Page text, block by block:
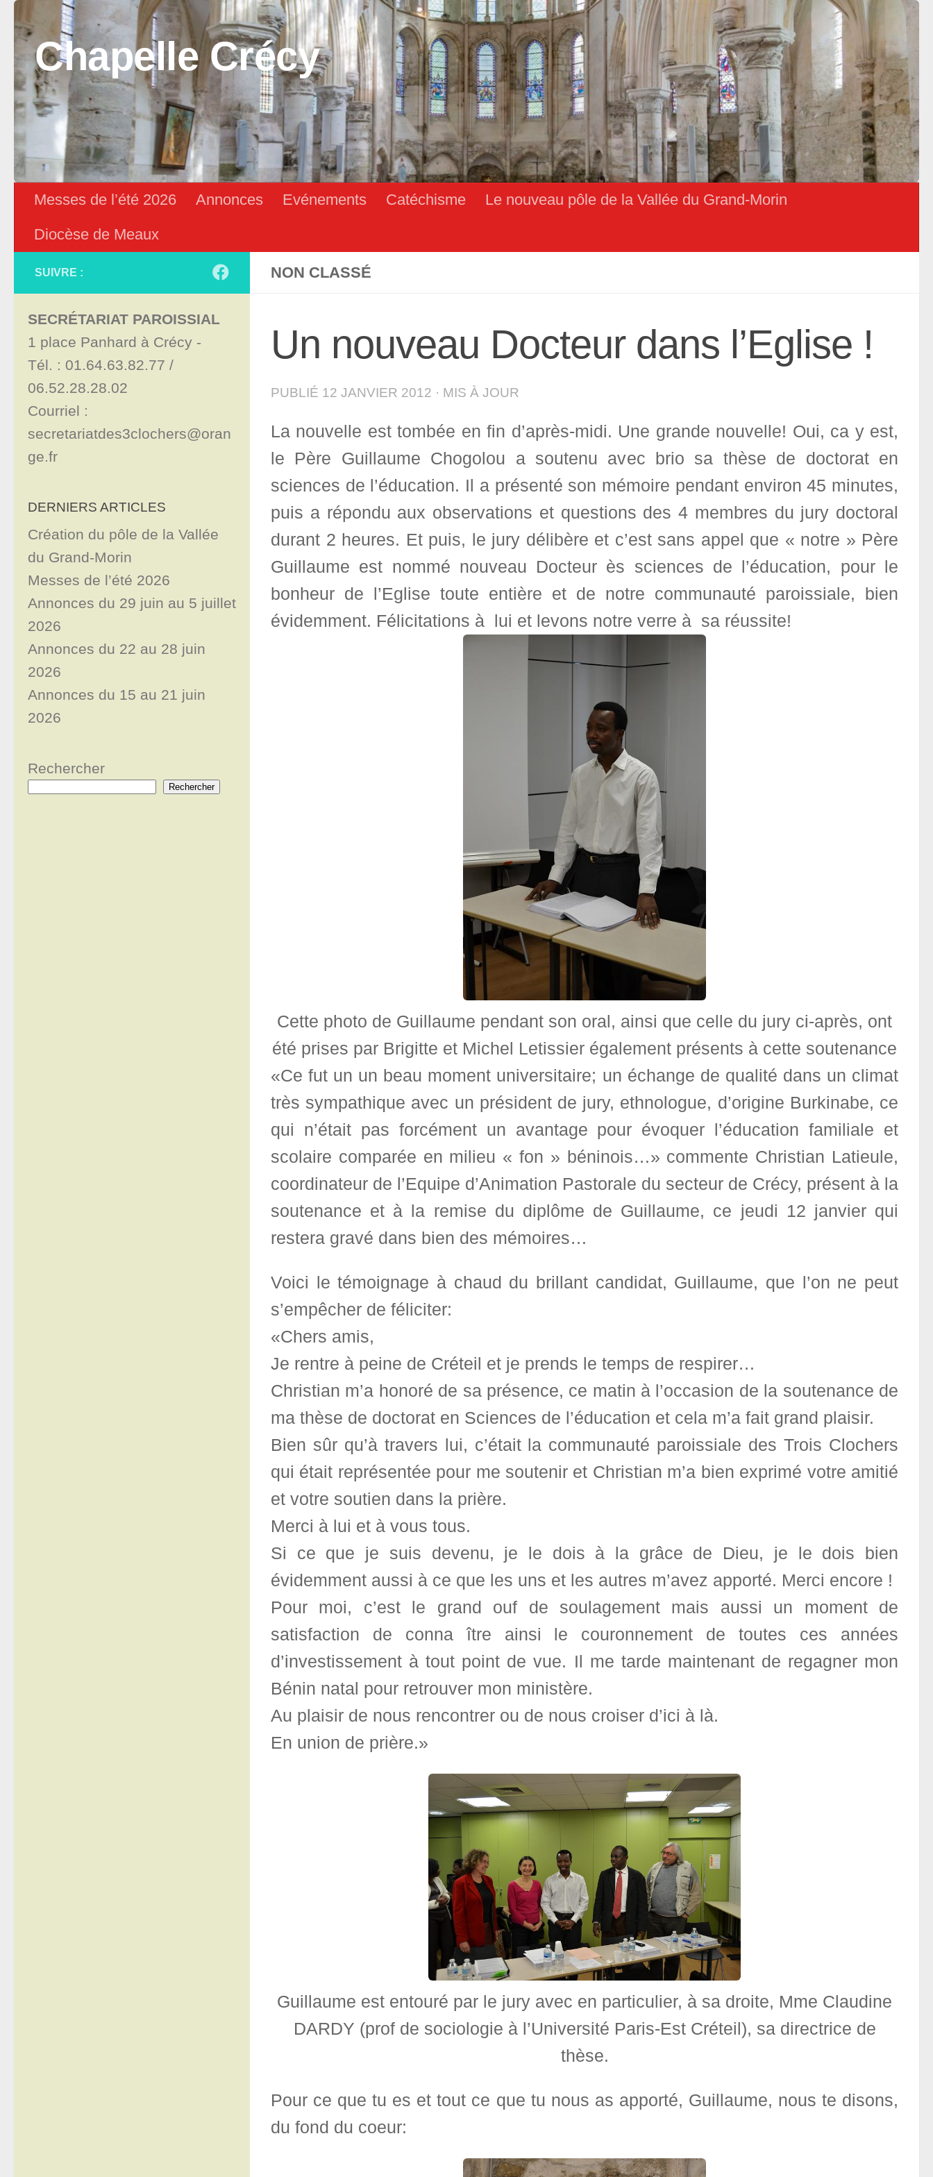
Skip to content
Chapelle Crécy
Messes de l’été 2026 Annonces Evénements Catéchisme
Le nouveau pôle de la Vallée du Grand-Morin
Diocèse de Meaux
NON CLASSÉ
Un nouveau Docteur dans l’Eglise !
PUBLIÉ 12 JANVIER 2012 · MIS À JOUR
La nouvelle est tombée en fin d’après-midi. Une grande nouvelle! Oui, ca y est,
le Père Guillaume Chogolou a soutenu avec brio sa thèse de doctorat en
sciences de l’éducation. Il a présenté son mémoire pendant environ 45 minutes,
puis a répondu aux observations et questions des 4 membres du jury doctoral
durant 2 heures. Et puis, le jury délibère et c’est sans appel que « notre » Père
Guillaume est nommé nouveau Docteur ès sciences de l’éducation, pour le
bonheur de l’Eglise toute entière et de notre communauté paroissiale, bien
évidemment. Félicitations à lui et levons notre verre à sa réussite!
Cette photo de Guillaume pendant son oral, ainsi que celle du jury ci-après, ont
été prises par Brigitte et Michel Letissier également présents à cette soutenance
«Ce fut un un beau moment universitaire; un échange de qualité dans un climat
très sympathique avec un président de jury, ethnologue, d’origine Burkinabe, ce
qui n’était pas forcément un avantage pour évoquer l’éducation familiale et
scolaire comparée en milieu « fon » béninois…» commente Christian Latieule,
coordinateur de l’Equipe d’Animation Pastorale du secteur de Crécy, présent à la
soutenance et à la remise du diplôme de Guillaume, ce jeudi 12 janvier qui
restera gravé dans bien des mémoires…
Voici le témoignage à chaud du brillant candidat, Guillaume, que l’on ne peut
s’empêcher de féliciter:
«Chers amis,
Je rentre à peine de Créteil et je prends le temps de respirer…
Christian m’a honoré de sa présence, ce matin à l’occasion de la soutenance de
ma thèse de doctorat en Sciences de l’éducation et cela m’a fait grand plaisir.
Bien sûr qu’à travers lui, c’était la communauté paroissiale des Trois Clochers
qui était représentée pour me soutenir et Christian m’a bien exprimé votre amitié
et votre soutien dans la prière.
Merci à lui et à vous tous.
Si ce que je suis devenu, je le dois à la grâce de Dieu, je le dois bien
évidemment aussi à ce que les uns et les autres m’avez apporté. Merci encore !
Pour moi, c’est le grand ouf de soulagement mais aussi un moment de
satisfaction de conna ître ainsi le couronnement de toutes ces années
d’investissement à tout point de vue. Il me tarde maintenant de regagner mon
Bénin natal pour retrouver mon ministère.
Au plaisir de nous rencontrer ou de nous croiser d’ici à là.
En union de prière.»
Guillaume est entouré par le jury avec en particulier, à sa droite, Mme Claudine
DARDY (prof de sociologie à l’Université Paris-Est Créteil), sa directrice de
thèse.
Pour ce que tu es et tout ce que tu nous as apporté, Guillaume, nous te disons,
du fond du coeur:
SUIVRE :
SECRÉTARIAT PAROISSIAL
1 place Panhard à Crécy -
Tél. : 01.64.63.82.77 /
06.52.28.28.02
Courriel :
secretariatdes3clochers@oran
ge.fr
DERNIERS ARTICLES
Création du pôle de la Vallée
du Grand-Morin
Messes de l’été 2026
Annonces du 29 juin au 5 juillet
2026
Annonces du 22 au 28 juin
2026
Annonces du 15 au 21 juin
2026
Rechercher
Rechercher